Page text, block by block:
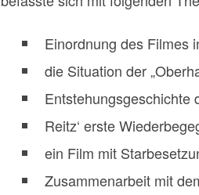
Einordnung des Filmes
die Situation der
Entstehungsgeschichte
Reitz‘ erste
ein Film mit
Zusammenarbeit mit